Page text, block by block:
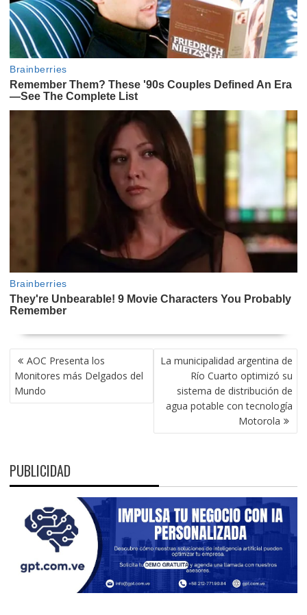
NAVEGACIÓN
DE
ENTRADAS
AOC Presenta los
Monitores más Delgados del
Mundo
La municipalidad argentina de
Río Cuarto optimizó su
sistema de distribución de
agua potable con tecnología
Motorola
PUBLICIDAD